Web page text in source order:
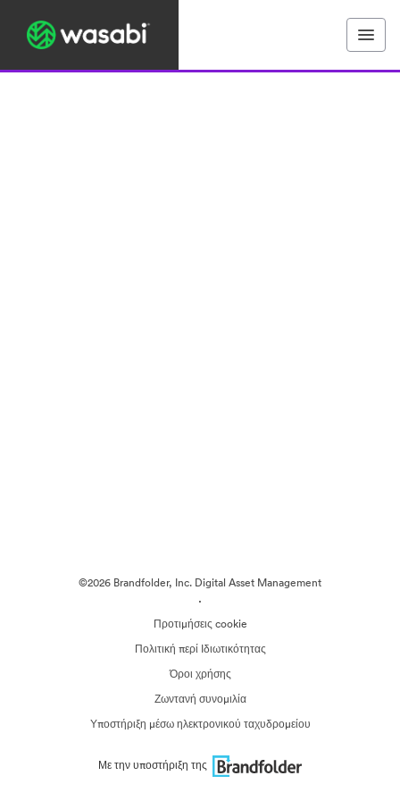
©2026 Brandfolder, Inc. Digital Asset Management
·
Προτιμήσεις cookie
Πολιτική περί Ιδιωτικότητας
Όροι χρήσης
Ζωντανή συνομιλία
Υποστήριξη μέσω ηλεκτρονικού ταχυδρομείου
Με την υποστήριξη της